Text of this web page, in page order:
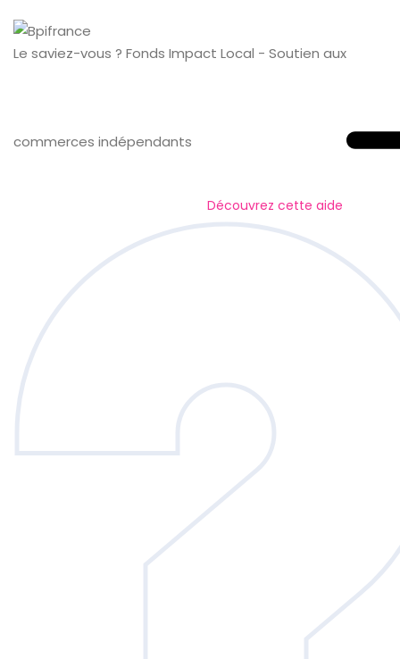
Le saviez-vous ? Fonds Impact Local - Soutien aux
commerces indépendants
Découvrez cette aide